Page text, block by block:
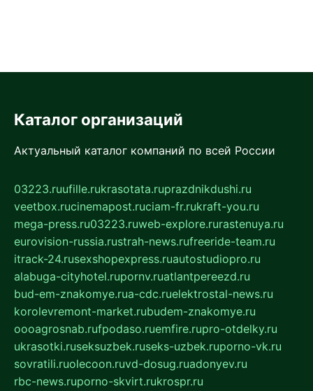
Каталог организаций
Актуальный каталог компаний по всей России
03223.ruufille.rukrasotata.ruprazdnikdushi.ru
veetbox.rucinemapost.ruciam-fr.rukraft-you.ru
mega-press.ru03223.ruweb-explore.rurastenuya.ru
eurovision-russia.rustrah-news.rufreeride-team.ru
itrack-24.rusexshopexpress.ruautostudiopro.ru
alabuga-cityhotel.rupornv.ruatlantpereezd.ru
bud-em-znakomye.rua-cdc.ruelektrostal-news.ru
korolevremont-market.rubudem-znakomye.ru
oooagrosnab.rufpodaso.ruemfire.rupro-otdelky.ru
ukrasotki.ruseksuzbek.ruseks-uzbek.ruporno-vk.ru
sovratili.ruolecoon.ruvd-dosug.ruadonyev.ru
rbc-news.ruporno-skvirt.rukrospr.ru